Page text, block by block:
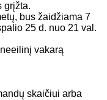
grįžta.
bus žaidžiama 7
25 d. nuo 21 val.
vakarą
skaičiui arba